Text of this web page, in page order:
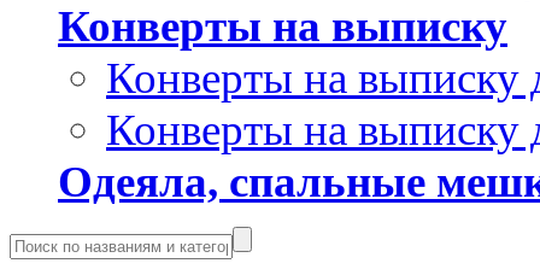
Конверты на выписку
Конверты на выписку
Конверты на выписку
Одеяла, спальные